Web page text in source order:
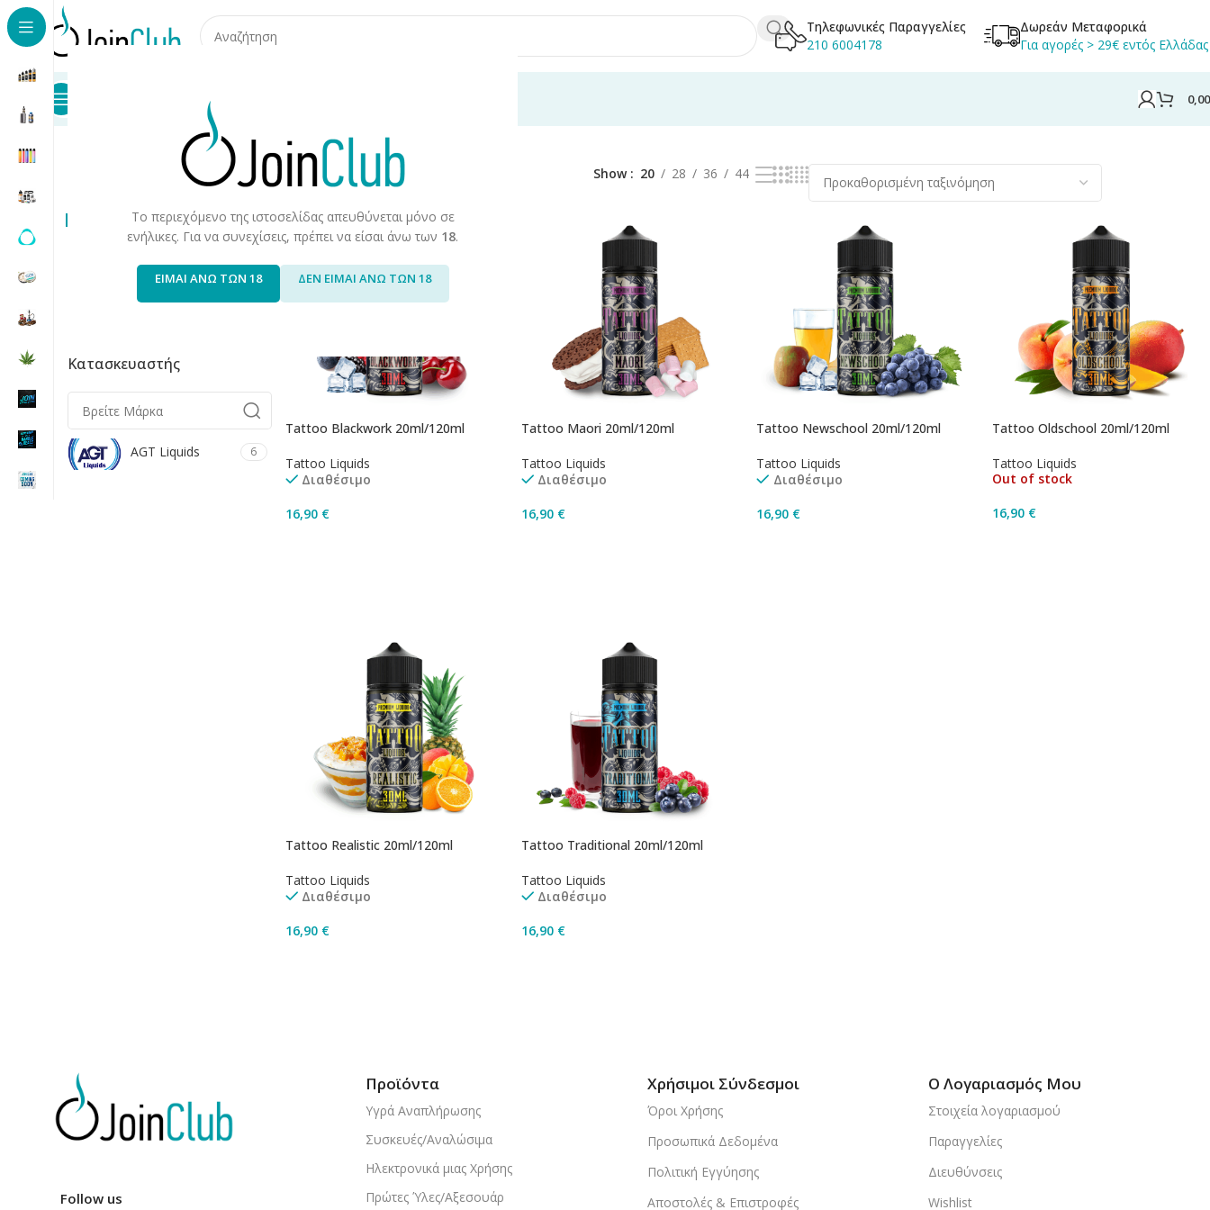
Το περιεχόμενο της ιστοσελίδας απευθύνεται μόνο σε
ενήλικες. Για να συνεχίσεις, πρέπει να είσαι άνω των 18.
ΕΙΜΑΙ ΑΝΩ ΤΩΝ 18 ΔΕΝ ΕΙΜΑΙ ΑΝΩ ΤΩΝ 18
Τηλεφωνικές Παραγγελίες
210 6004178
Δωρεάν Μεταφορικά
Για αγορές > 29€ εντός
Καταστήματα
Αρχική σελίδα Υγρά Αναπλήρωσης
Κατασκευαστής
AGT Liquids 6
Tattoo Liquids Show 20 28 36 44
Tattoo Blackwork 20ml/120ml
Tattoo Liquids
Διαθέσιμο
16,90 €
Tattoo Maori 20ml/120ml
Tattoo Liquids
Διαθέσιμο
16,90 €
Tattoo Newschool 20ml/120ml
Tattoo Liquids
Διαθέσιμο
16,90 €
Tattoo Oldschool 20ml/120ml
Tattoo Liquids
Out of stock
16,90 €
Tattoo Realistic 20ml/120ml
Tattoo Liquids
Διαθέσιμο
16,90 €
Tattoo Traditional 20ml/120ml
Tattoo Liquids
Διαθέσιμο
16,90 €
Follow us
Προϊόντα
Υγρά Αναπλήρωσης
Συσκευές/Αναλώσιμα
Ηλεκτρονικά μιας Χρήσης
Πρώτες Ύλες/Αξεσουάρ
Χρήσιμοι Σύνδεσμοι
Όροι Χρήσης
Προσωπικά Δεδομένα
Πολιτική Εγγύησης
Αποστολές & Επιστροφές
Ο Λογαριασμός Μου
Στοιχεία λογαριασμού
Παραγγελίες
Διευθύνσεις
Wishlist